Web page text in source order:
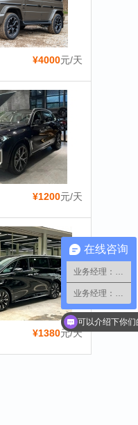
¥4000元/天
¥1200元/天
¥1380元/天
在线咨询
业务经理：小蔡
业务经理：小郑
可以介绍下你
你们租车可以